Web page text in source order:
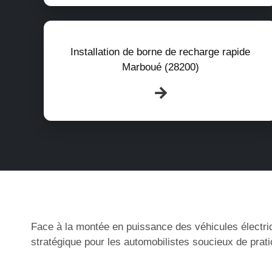
Installation de borne de recharge rapide
Marboué (28200)
Face à la montée en puissance des véhicules
stratégique pour les automobilistes soucieux de